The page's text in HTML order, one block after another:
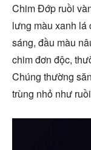
Chim Đớp ruồi
lưng màu xanh lá
sáng, đầu màu
chim đơn độc,
Chúng thường
trùng nhỏ như